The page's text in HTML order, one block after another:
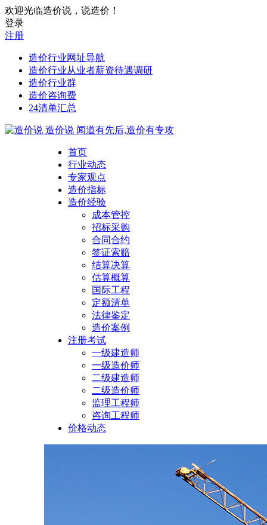
欢迎光临造价说，说造价！
登录
注册
造价行业网址导航
造价行业从业者薪资待遇调研
造价行业群
造价咨询费
24清单汇总
造价说 闻道有先后,造价有专攻
首页
行业动态
专家观点
造价指标
造价经验
成本管控
招标采购
合同合约
签证索赔
结算决算
估算概算
国际工程
定额清单
法律鉴定
造价案例
注册考试
一级建造师
一级造价师
二级建造师
二级造价师
监理工程师
咨询工程师
价格动态